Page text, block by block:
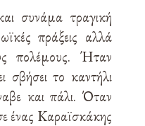
συνάμα τραγική
πράξεις αλλά
πολέμους. Ήταν
σβήσει το καντήλι
και πάλι. Όταν
ένας Καραϊσκάκης